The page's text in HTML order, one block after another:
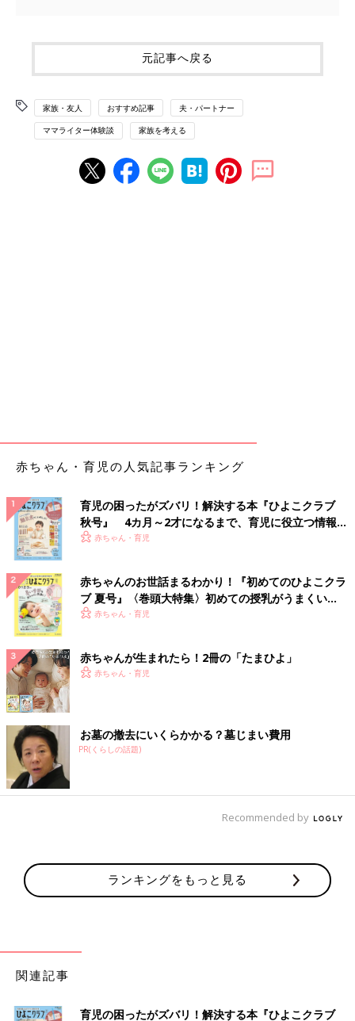
元記事へ戻る
家族・友人 おすすめ記事 夫・パートナー
ママライター体験談 家族を考える
赤ちゃん・育児の人気記事ランキング
育児の困ったがズバリ！解決する本『ひよこクラブ
秋号』 4カ月～2才になるまで、育児に役立つ情報が
いっぱい！
赤ちゃん・育児
赤ちゃんのお世話まるわかり！『初めてのひよこクラ
ブ 夏号』〈巻頭大特集〉初めての授乳がうまくい
く！ おっぱい・ミルクの基本と夏のトラブル 解決テ
赤ちゃん・育児
赤ちゃんが生まれたら！2冊の「たまひよ」
赤ちゃん・育児
お墓の撤去にいくらかかる？墓じまい費用
PR(くらしの話題)
Recommended by
ランキングをもっと見る
関連記事
育児の困ったがズバリ！解決する本『ひよこクラブ